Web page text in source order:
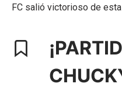
FC salió victorioso de